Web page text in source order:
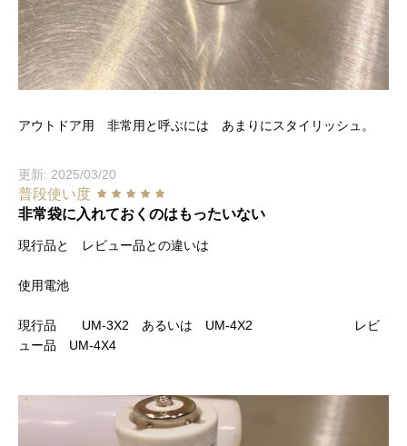
アウトドア用 非常用と呼ぶには あまりにスタイリッシュ。
更新: 2025/03/20
普段使い度
非常袋に入れておくのはもったいない
現行品と レビュー品との違いは
使用電池
現行品 UM-3X2 あるいは UM-4X2 レビ
ュー品 UM-4X4